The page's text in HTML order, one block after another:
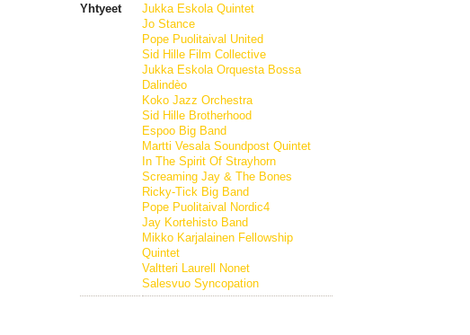
Yhtyeet
Jukka Eskola Quintet
Jo Stance
Pope Puolitaival United
Sid Hille Film Collective
Jukka Eskola Orquesta Bossa
Dalindèo
Koko Jazz Orchestra
Sid Hille Brotherhood
Espoo Big Band
Martti Vesala Soundpost Quintet
In The Spirit Of Strayhorn
Screaming Jay & The Bones
Ricky-Tick Big Band
Pope Puolitaival Nordic4
Jay Kortehisto Band
Mikko Karjalainen Fellowship
Quintet
Valtteri Laurell Nonet
Salesvuo Syncopation